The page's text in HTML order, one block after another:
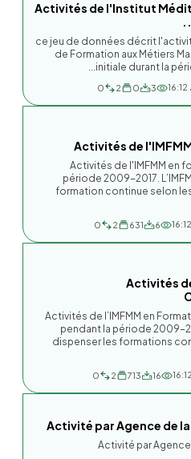
Activités de l'Institut
ce jeu de données décrit
de Formation aux Métiers
initiale durant la
3
0
2
0
Activités de
Activités de l'IMFMM en
période 2009-2017.
formation continue selon
6
631
2
0
Activités
Activités de l’IMFMM en
pendant la période 2009-
dispenser les formations
16
713
2
0
Activité par Agence de la
Activité par Agence